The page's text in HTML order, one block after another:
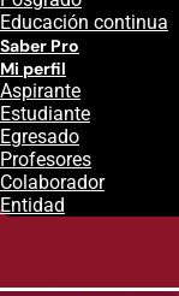
Educación continua
Saber Pro
Mi perfil
Aspirante
Estudiante
Egresado
Profesores
Colaborador
Entidad